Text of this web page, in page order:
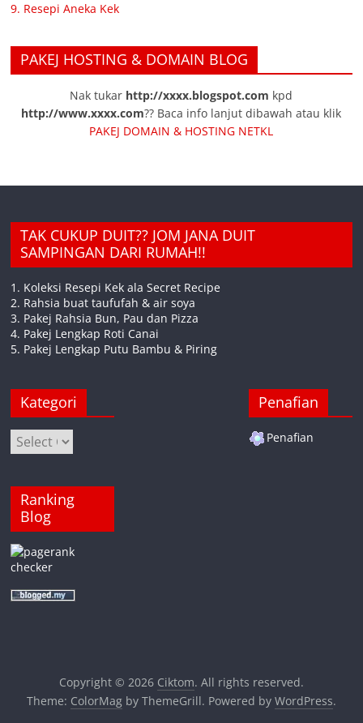
9. Resepi Aneka Kek
PAKEJ HOSTING & DOMAIN BLOG
Nak tukar http://xxxx.blogspot.com kpd
http://www.xxxx.com?? Baca info lanjut dibawah atau klik
PAKEJ DOMAIN & HOSTING NETKL
TAK CUKUP DUIT?? JOM JANA DUIT
SAMPINGAN DARI RUMAH!!
1. Koleksi Resepi Kek ala Secret Recipe
2. Rahsia buat taufufah & air soya
3. Pakej Rahsia Bun, Pau dan Pizza
4. Pakej Lengkap Roti Canai
5. Pakej Lengkap Putu Bambu & Piring
Kategori
Kategori
Ranking
Blog
Penafian
Penafian
Copyright © 2026 Ciktom. All rights reserved.
Theme: ColorMagby ThemeGrill. Powered by WordPress.